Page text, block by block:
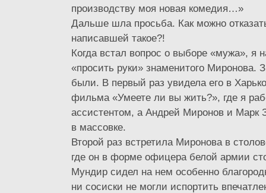
производству моя новая комедия…»
Дальше шла просьба. Как можно
написавшей такое?!
Когда встал вопрос о выборе «мужа», я
«просить руки» знаменитого Миронова.
были. В первый раз увидела его в
фильма «Умеете ли вы жить?», где я
ассистентом, а Андрей Миронов и Марк
в массовке.
Второй раз встретила Миронова в
где он в форме офицера белой армии
Мундир сидел на нем особенно
ни сосиски не могли испортить